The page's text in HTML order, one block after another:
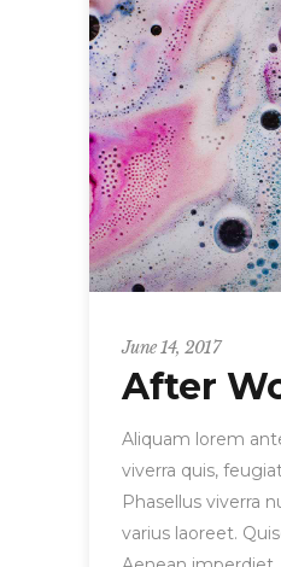
June 14, 2017
After
Aliquam lorem
viverra quis,
Phasellus viverra
varius laoreet.